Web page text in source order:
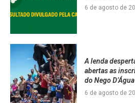
6 de agosto de
A lenda
abertas as
do Nego D’Água
6 de agosto de